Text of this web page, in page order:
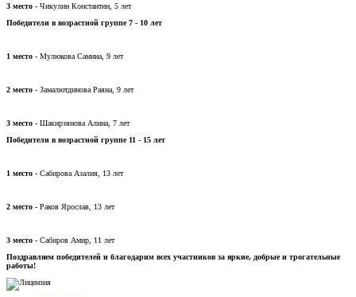
3 место - Чикулин Константин, 5 лет
Победители в возрастной группе 7 - 10 лет
1 место - Мулюкова Самина, 9 лет
2 место - Замалютдинова Раяна, 9 лет
3 место - Шакирзянова Алина, 7 лет
Победители в возрастной группе 11 - 15 лет
1 место - Сабирова Азалия, 13 лет
2 место - Раков Ярослав, 13 лет
3 место - Сабиров Амир, 11 лет
Поздравляем победителей и благодарим всех участников за яркие, добрые и трогательные
работы!